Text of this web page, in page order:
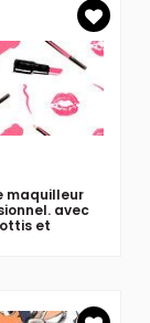
maquilleur
avec
et